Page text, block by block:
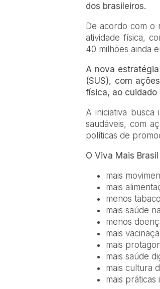
dos brasileiros.
De acordo com o
atividade física,
40 milhões ainda
A nova
(SUS), com
física, ao cuidado
A iniciativa
saudáveis, com
políticas de
O Viva Mais
mais
mais
menos
mais saúde
menos
mais
mais
mais saúde
mais cultura
mais